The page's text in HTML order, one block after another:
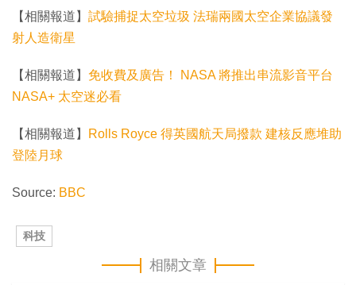
【相關報道】 試驗捕捉太空垃圾 法瑞兩國太空企業協議發
射人造衛星
【相關報道】 免收費及廣告！ NASA 將推出串流影音平台
NASA+ 太空迷必看
【相關報道】
Rolls Royce 得英國航天局撥款 建核反應堆助
登陸月球
Source: BBC
科技
相關文章